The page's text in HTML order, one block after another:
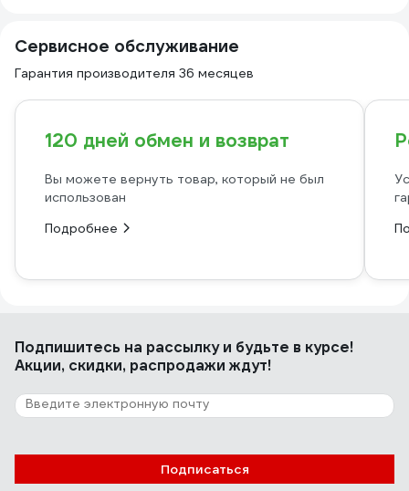
Сервисное обслуживание
Гарантия производителя 36 месяцев
120 дней обмен и возврат
Вы можете вернуть товар, который не был
использован
Подробнее
Подпишитесь на рассылкуи будьте в курсе!
Акции, скидки, распродажи ждут!
Подписаться